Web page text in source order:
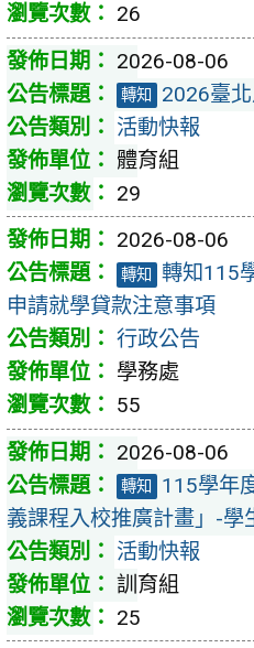
26
2026-08-06
轉知
2026臺
活動快報
體育組
29
2026-08-06
轉知
轉知115
申請就學貸款注意事項
行政公告
學務處
55
2026-08-06
轉知
115學年
義課程入校推廣計畫」-學
活動快報
訓育組
25